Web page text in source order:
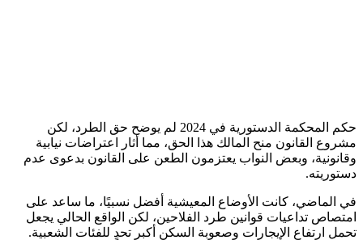
حكم المحكمة الدستورية في 2024 لم يوضح حق الطرد، لكن
مشروع القانون منح المالك هذا الحق، مما أثار اعتراضات نيابية
وقانونية، وبعض النواب يعتزمون الطعن على القانون بدعوى عدم
دستوريته.
في الماضي، كانت الأوضاع المعيشية أفضل نسبيًا، ما ساعد على
امتصاص تداعيات قوانين طرد الفلاحين، لكن الواقع الحالي يجعل
تحمل ارتفاع الإيجارات وصعوبة السكن أكبر تحدٍ للفئات الشعبية.